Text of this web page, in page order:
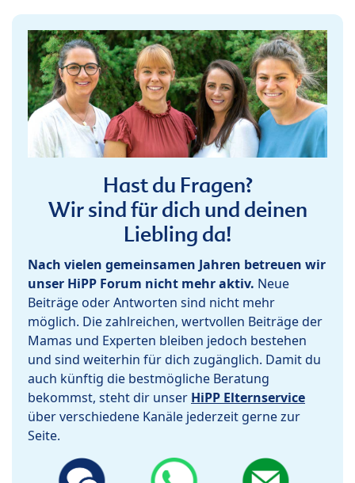
Hast du Fragen?
Wir sind für dich und deinen
Liebling da!
Nach vielen gemeinsamen Jahren betreuen wir
unser HiPP Forum nicht mehr aktiv. Neue
Beiträge oder Antworten sind nicht mehr
möglich. Die zahlreichen, wertvollen Beiträge der
Mamas und Experten bleiben jedoch bestehen
und sind weiterhin für dich zugänglich. Damit du
auch künftig die bestmögliche Beratung
bekommst, steht dir unser HiPP Elternservice
über verschiedene Kanäle jederzeit gerne zur
Seite.